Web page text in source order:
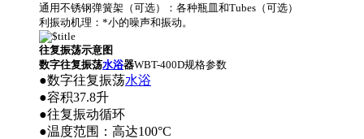
通用不锈钢弹簧架（可选）：各种瓶皿和Tubes（可选）
利振动机理：*小的噪声和振动。
往复振荡示意图
数字往复振荡水浴器WBT-400D规格参数
●数字往复振荡水浴
●容积37.8升
●往复振动循环
●温度范围：高达100°C